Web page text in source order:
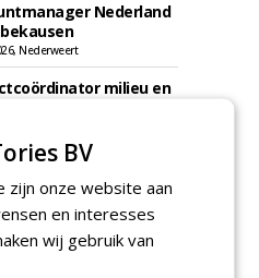
Nederland
Nederweert
milieu en
/
Groendaken bij
Noordeloos
Tree Worker bij
BV
zijn onze website aan
en interesses
wij gebruik van